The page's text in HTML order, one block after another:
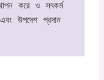
করে ও সৎকর্ম
উপদেশ প্রদান